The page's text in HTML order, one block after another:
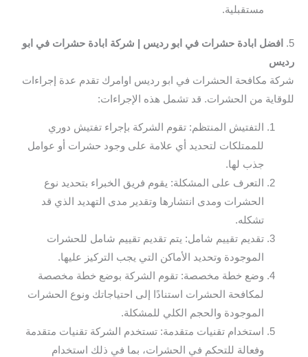
مستقبلية.
5.
افضل ابادة حشرات في ابو رديس | شركة ابادة حشرات في ابو
رديس
شركة مكافحة الحشرات في ابو رديس اوامرك تقدم عدة إجراءات
للوقاية من الحشرات. قد تشمل هذه الإجراءات:
التفتيش المنتظم: تقوم الشركة بإجراء تفتيش دوري
للممتلكات لتحديد أي علامة على وجود حشرات أو عوامل
جذب لها.
التعرف على المشكلة: يقوم فريق الخبراء بتحديد نوع
الحشرات ومدى انتشارها وتقدير مدى التهديد الذي قد
تشكله.
تقديم تقييم شامل: يتم تقديم تقييم شامل للحشرات
الموجودة وتحديد الأماكن التي يجب التركيز عليها.
وضع خطة مخصصة: تقوم الشركة بوضع خطة مخصصة
لمكافحة الحشرات استنادًا إلى احتياجاتك ونوع الحشرات
الموجودة والحجم الكلي للمشكلة.
استخدام تقنيات متقدمة: تستخدم الشركة تقنيات متقدمة
وفعالة للتحكم في الحشرات، بما في ذلك استخدام